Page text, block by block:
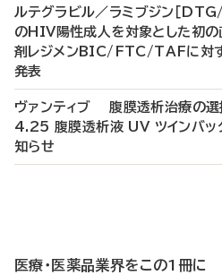
ルテグラビル／ラミブジン［
のHIV陽性成人を対象とした初の
剤レジメンBIC/FTC/TAFに対
発表
ヴァンティブ 腹膜透析治療の選
4.25 腹膜透析液 UV ツインバッ
知らせ
医療・医薬品業界をこの1冊に